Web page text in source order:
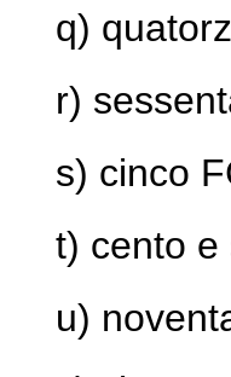
q)
r)
s) cinco
t) cento e
u)